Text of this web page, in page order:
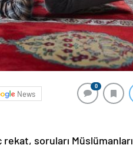
News
0
rekat, soruları